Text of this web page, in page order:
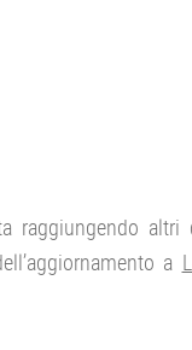
raggiungendo
a